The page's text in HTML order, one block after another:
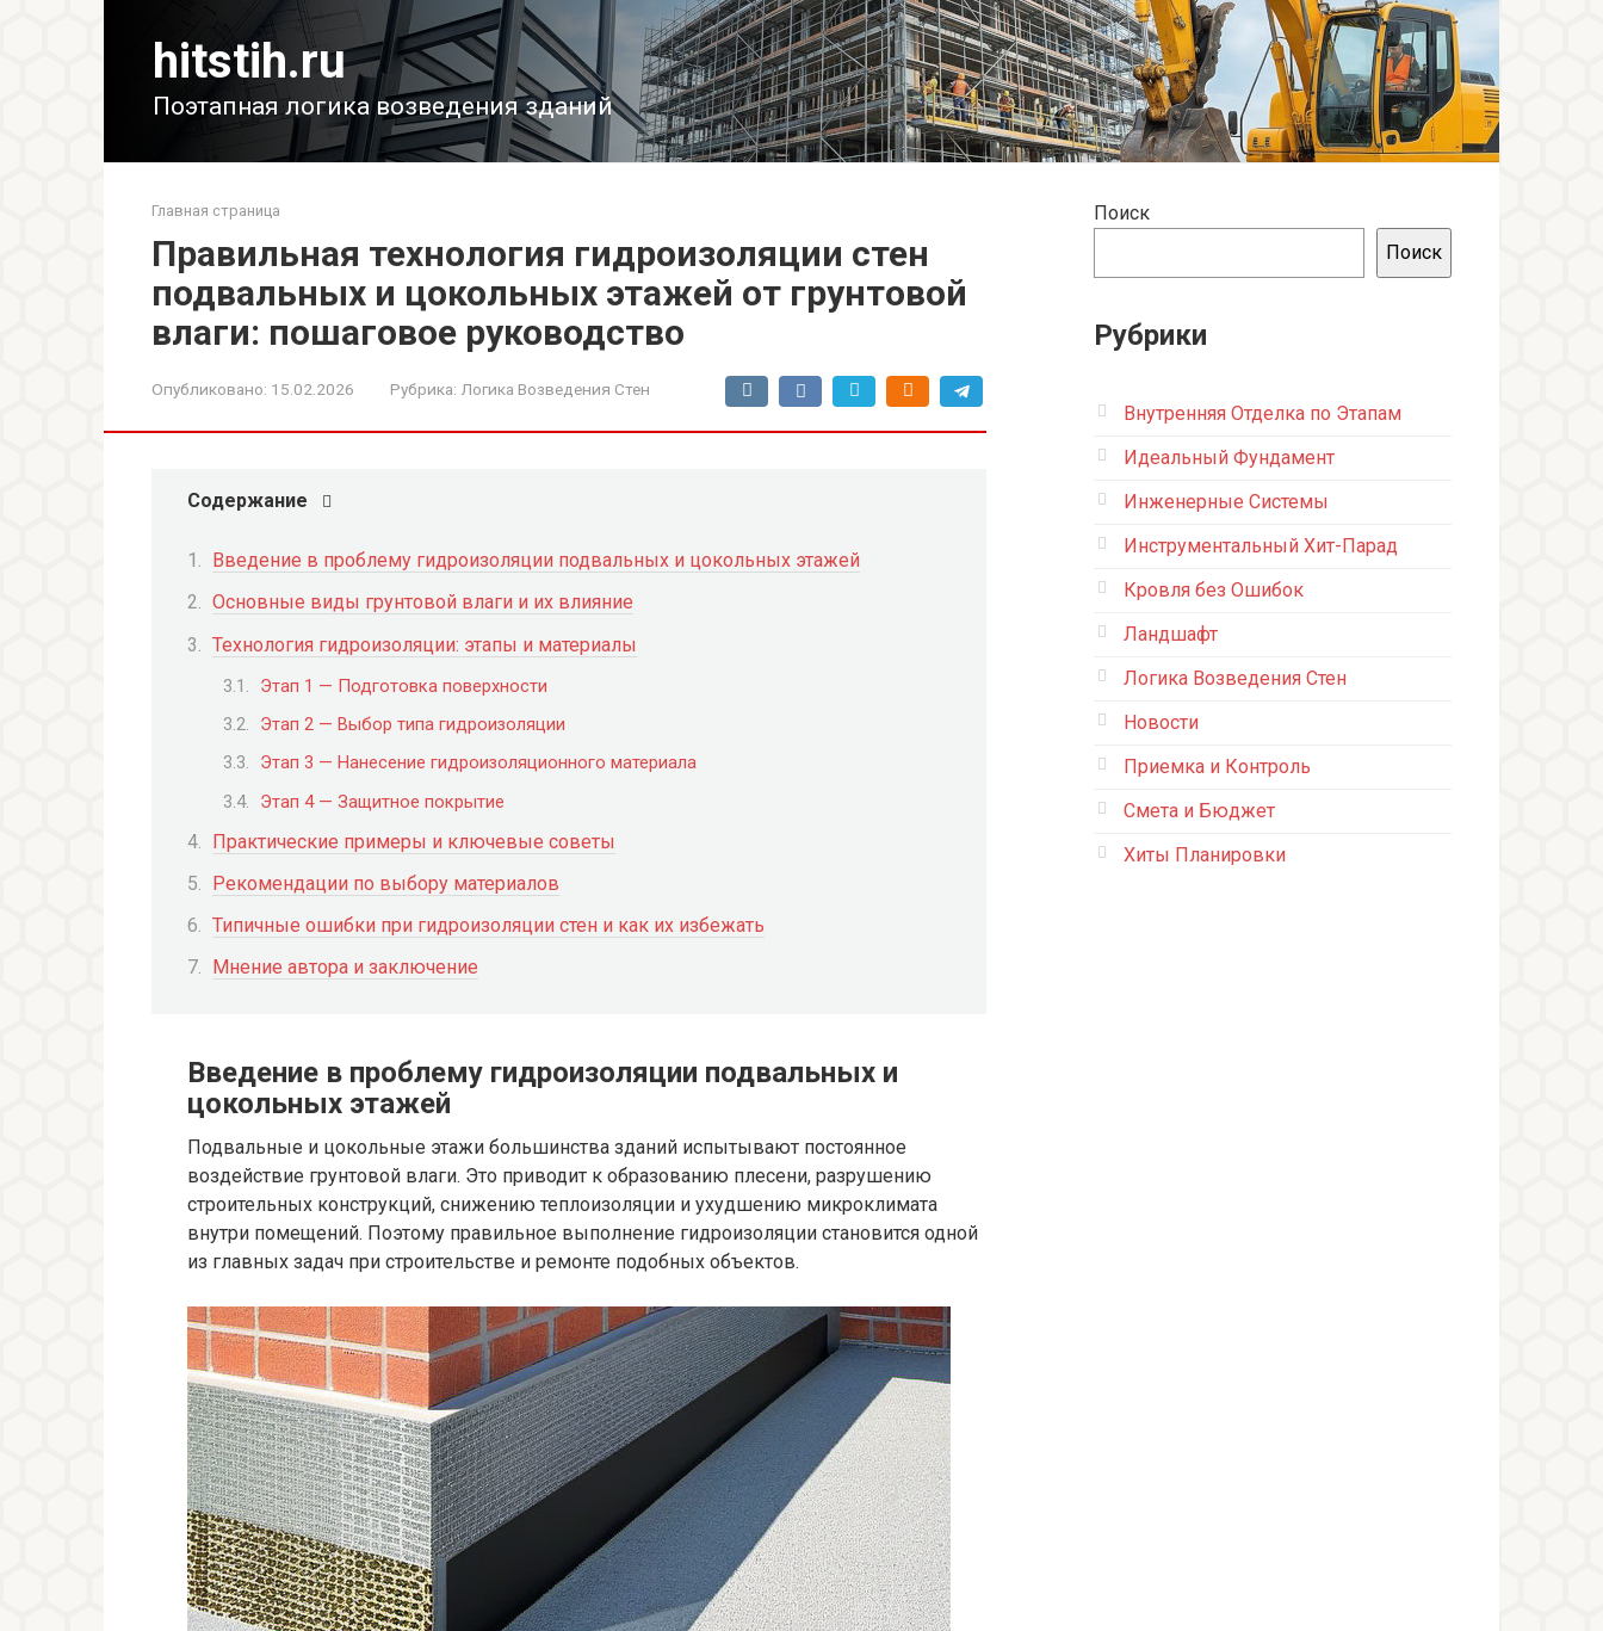
hitstih.ru
Поэтапная логика возведения зданий
Главная страница
Правильная технология гидроизоляции стен
подвальных и цокольных этажей от грунтовой
влаги: пошаговое руководство
Опубликовано: 15.02.2026 Рубрика: Логика Возведения Стен
Содержание
Введение в проблему гидроизоляции подвальных и цокольных этажей
Основные виды грунтовой влаги и их влияние
Технология гидроизоляции: этапы и материалы
Этап 1 — Подготовка поверхности
Этап 2 — Выбор типа гидроизоляции
Этап 3 — Нанесение гидроизоляционного материала
Этап 4 — Защитное покрытие
Практические примеры и ключевые советы
Рекомендации по выбору материалов
Типичные ошибки при гидроизоляции стен и как их избежать
Мнение автора и заключение
Введение в проблему гидроизоляции подвальных и
цокольных этажей
Подвальные и цокольные этажи большинства зданий испытывают постоянное
воздействие грунтовой влаги. Это приводит к образованию плесени, разрушению
строительных конструкций, снижению теплоизоляции и ухудшению микроклимата
внутри помещений. Поэтому правильное выполнение гидроизоляции становится одной
из главных задач при строительстве и ремонте подобных объектов.
Поиск
Поиск
Рубрики
Внутренняя Отделка по Этапам
Идеальный Фундамент
Инженерные Системы
Инструментальный Хит-Парад
Кровля без Ошибок
Ландшафт
Логика Возведения Стен
Новости
Приемка и Контроль
Смета и Бюджет
Хиты Планировки